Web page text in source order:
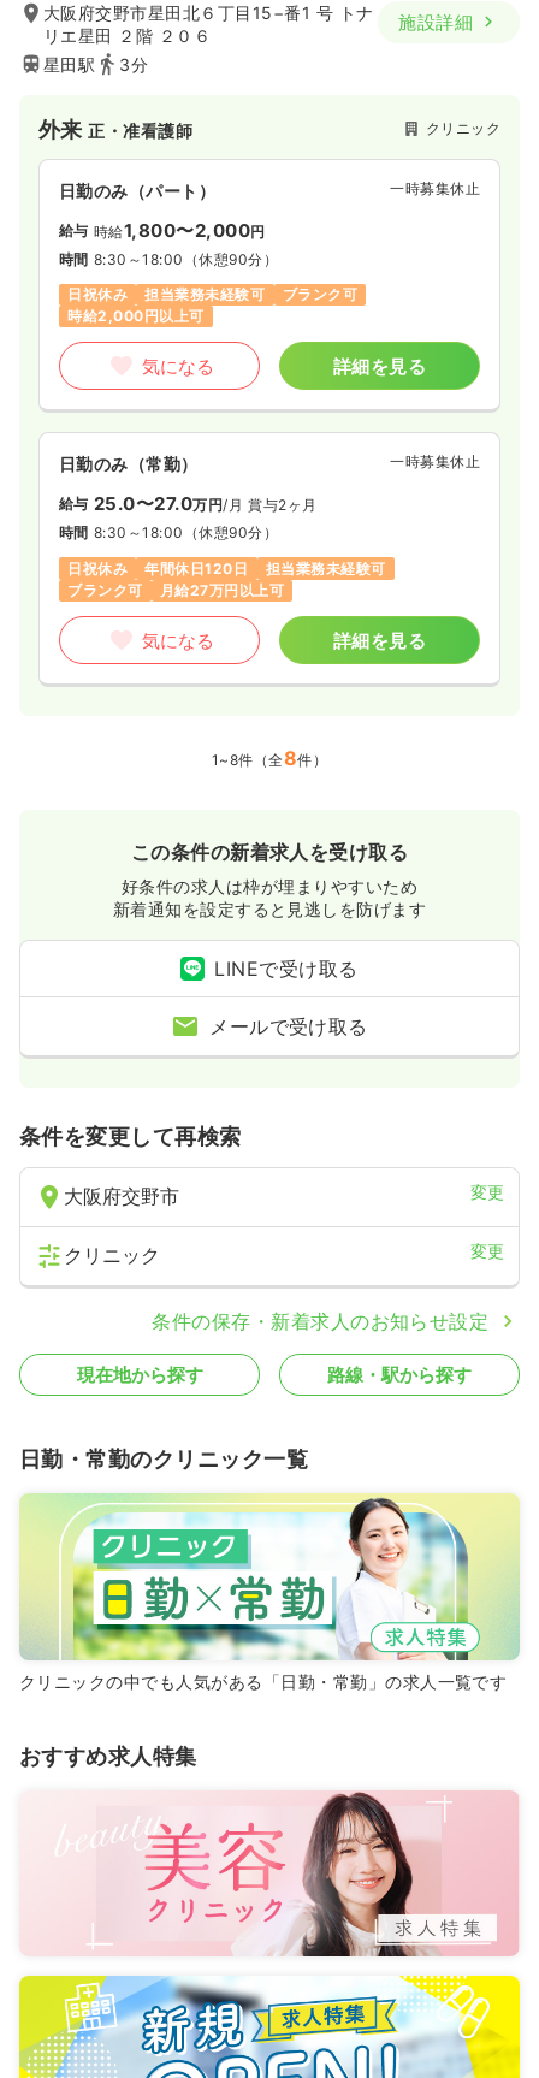
大阪府交野市星田北６丁目15−番1 号 トナ
リエ星田 ２階 ２０６
星田駅
3分
施設詳細
外来正・准看護師 クリニック
日勤のみ（パート） 一時募集休止
給与 時給1,800〜2,000円
時間 8:30～18:00 （休憩90分）
日祝休み
担当業務未経験可
ブランク可
時給2,000円以上可
気になる 詳細を見る
日勤のみ（常勤） 一時募集休止
給与 25.0〜27.0万円/月 賞与2ヶ月
時間 8:30～18:00 （休憩90分）
日祝休み
年間休日120日
担当業務未経験可
ブランク可
月給27万円以上可
気になる 詳細を見る
1~8件（全8件）
この条件の新着求人を受け取る
好条件の求人は枠が埋まりやすいため
新着通知を設定すると見逃しを防げます
LINEで受け取る
メールで受け取る
条件を変更して再検索
大阪府交野市 変更
クリニック 変更
条件の保存・新着求人のお知らせ設定
現在地から探す 路線・駅から探す
日勤・常勤のクリニック一覧
クリニックの中でも人気がある「日勤・常勤」の求人一覧です
おすすめ求人特集